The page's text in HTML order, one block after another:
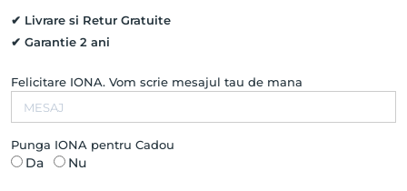
si
Aur
14K
✔ Livrare si Retur Gratuite
✔ Garantie 2 ani
Felicitare IONA. Vom scrie mesajul tau de mana
Punga IONA pentru Cadou
Da Nu